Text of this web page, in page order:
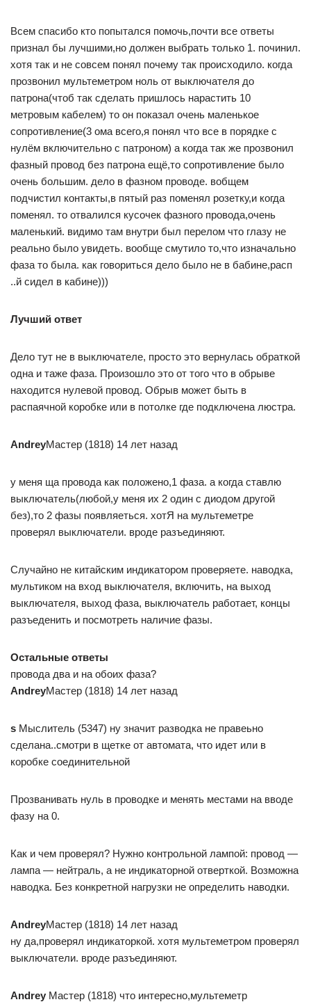
Всем спасибо кто попытался помочь,почти все ответы
признал бы лучшими,но должен выбрать только 1. починил.
хотя так и не совсем понял почему так происходило. когда
прозвонил мультеметром ноль от выключателя до
патрона(чтоб так сделать пришлось нарастить 10
метровым кабелем) то он показал очень маленькое
сопротивление(3 ома всего,я понял что все в порядке с
нулём включительно с патроном) а когда так же прозвонил
фазный провод без патрона ещё,то сопротивление было
очень большим. дело в фазном проводе. вобщем
подчистил контакты,в пятый раз поменял розетку,и когда
поменял. то отвалился кусочек фазного провода,очень
маленький. видимо там внутри был перелом что глазу не
реально было увидеть. вообще смутило то,что изначально
фаза то была. как говориться дело было не в бабине,расп
..й сидел в кабине)))
Лучший ответ
Дело тут не в выключателе, просто это вернулась обраткой
одна и таже фаза. Произошло это от того что в обрыве
находится нулевой провод. Обрыв может быть в
распаячной коробке или в потолке где подключена люстра.
AndreyМастер (1818) 14 лет назад
у меня ща провода как положено,1 фаза. а когда ставлю
выключатель(любой,у меня их 2 один с диодом другой
без),то 2 фазы появляеться. хотЯ на мультеметре
проверял выключатели. вроде разъединяют.
Случайно не китайским индикатором проверяете. наводка,
мультиком на вход выключателя, включить, на выход
выключателя, выход фаза, выключатель работает, концы
разъеденить и посмотреть наличие фазы.
Остальные ответы
провода два и на обоих фаза?
AndreyМастер (1818) 14 лет назад
s Мыслитель (5347) ну значит разводка не правеьно
сделана..смотри в щетке от автомата, что идет или в
коробке соединительной
Прозванивать нуль в проводке и менять местами на вводе
фазу на 0.
Как и чем проверял? Нужно контрольной лампой: провод —
лампа — нейтраль, а не индикаторной отверткой. Возможна
наводка. Без конкретной нагрузки не определить наводки.
AndreyМастер (1818) 14 лет назад
ну да,проверял индикаторкой. хотя мультеметром проверял
выключатели. вроде разъединяют.
Andrey Мастер (1818) что интересно,мультеметр